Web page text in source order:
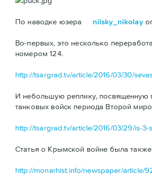
По наводке юзера nilsky_nikolay
Во-первых, это несколько
номером 124.
http://tsargrad.tv/article/2016/03/30/
И небольшую реплику, посвященную
танковых войск периода Второй
http://tsargrad.tv/article/2016/03/29/is-
Статья о Крымской войне была
http://monarhist.info/newspaper/article/